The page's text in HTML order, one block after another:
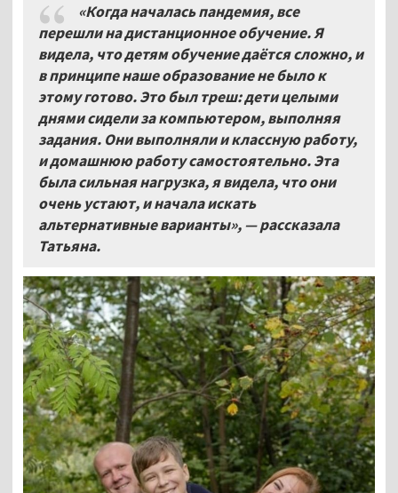
«Когда началась пандемия, все
перешли на дистанционное обучение. Я
видела, что детям обучение даётся сложно, и
в принципе наше образование не было к
этому готово. Это был треш: дети целыми
днями сидели за компьютером, выполняя
задания. Они выполняли и классную работу,
и домашнюю работу самостоятельно. Эта
была сильная нагрузка, я видела, что они
очень устают, и начала искать
альтернативные варианты», —рассказала
Татьяна.